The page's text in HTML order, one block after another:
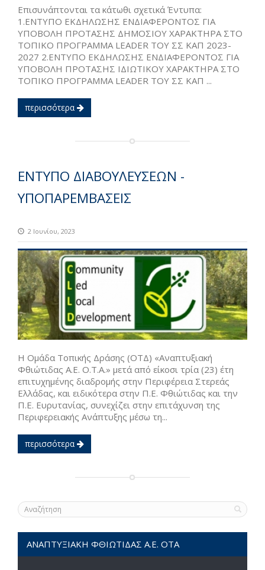
Επισυνάπτονται τα κάτωθι σχετικά Έντυπα:
1.ΕΝΤΥΠΟ ΕΚΔΗΛΩΣΗΣ ΕΝΔΙΑΦΕΡΟΝΤΟΣ ΓΙΑ
ΥΠΟΒΟΛΗ ΠΡΟΤΑΣΗΣ ΔΗΜΟΣΙΟΥ ΧΑΡΑΚΤΗΡΑ ΣΤΟ
ΤΟΠΙΚΟ ΠΡΟΓΡΑΜΜΑ LEADER TOY ΣΣ ΚΑΠ 2023-
2027 2.ΕΝΤΥΠΟ ΕΚΔΗΛΩΣΗΣ ΕΝΔΙΑΦΕΡΟΝΤΟΣ ΓΙΑ
ΥΠΟΒΟΛΗ ΠΡΟΤΑΣΗΣ ΙΔΙΩΤΙΚΟΥ ΧΑΡΑΚΤΗΡΑ ΣΤΟ
ΤΟΠΙΚΟ ΠΡΟΓΡΑΜΜΑ LEADER TOY ΣΣ ΚΑΠ ...
περισσότερα
ΕΝΤΥΠΟ ΔΙΑΒΟΥΛΕΥΣΕΩΝ -
ΥΠΟΠΑΡΕΜΒΑΣΕΙΣ
2 Ιουνίου, 2023
Η Ομάδα Τοπικής Δράσης (ΟΤΔ) «Αναπτυξιακή
Φθιώτιδας Α.Ε. Ο.Τ.Α.» μετά από είκοσι τρία (23) έτη
επιτυχημένης διαδρομής στην Περιφέρεια Στερεάς
Ελλάδας, και ειδικότερα στην Π.Ε. Φθιώτιδας και την
Π.Ε. Ευρυτανίας, συνεχίζει στην επιτάχυνση της
Περιφερειακής Ανάπτυξης μέσω τη...
περισσότερα
ΑΝΑΠΤΥΞΙΑΚΗ ΦΘΙΩΤΙΔΑΣ Α.Ε. ΟΤΑ